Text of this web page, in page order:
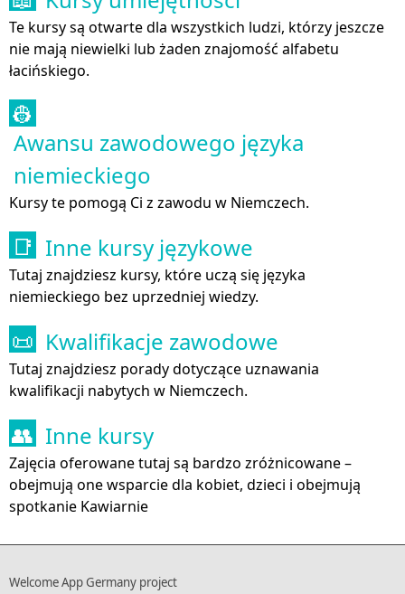
Te kursy są otwarte dla wszystkich ludzi, którzy jeszcze
nie mają niewielki lub żaden znajomość alfabetu
łacińskiego.
👷
Awansu zawodowego języka
niemieckiego
Kursy te pomogą Ci z zawodu w Niemczech.
📑 Inne kursy językowe
Tutaj znajdziesz kursy, które uczą się języka
niemieckiego bez uprzedniej wiedzy.
📜 Kwalifikacje zawodowe
Tutaj znajdziesz porady dotyczące uznawania
kwalifikacji nabytych w Niemczech.
👥 Inne kursy
Zajęcia oferowane tutaj są bardzo zróżnicowane –
obejmują one wsparcie dla kobiet, dzieci i obejmują
spotkanie Kawiarnie
Welcome App Germany project